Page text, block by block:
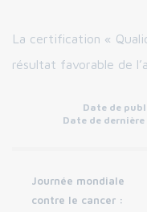
La certification «
résultat favorable de
Date de
Date de
Journée mondiale
contre le cancer :